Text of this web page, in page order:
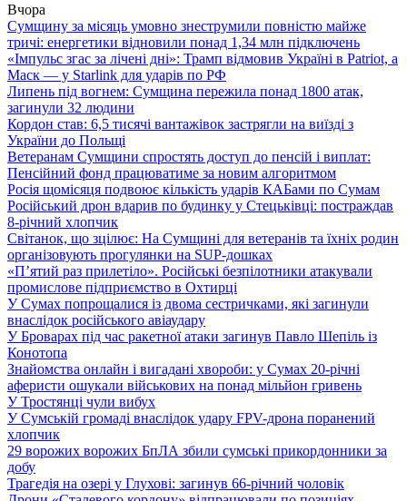
Вчора
Сумщину за місяць умовно знеструмили повністю майже
тричі: енергетики відновили понад 1,34 млн підключень
«Імпульс згас за лічені дні»: Трамп відмовив Україні в Patriot, а
Маск — у Starlink для ударів по РФ
Липень під вогнем: Сумщина пережила понад 1800 атак,
загинули 32 людини
Кордон став: 6,5 тисячі вантажівок застрягли на виїзді з
України до Польщі
Ветеранам Сумщини спростять доступ до пенсій і виплат:
Пенсійний фонд працюватиме за новим алгоритмом
Росія щомісяця подвоює кількість ударів КАБами по Сумам
Російський дрон вдарив по будинку у Стецьківці: постраждав
8-річний хлопчик
Світанок, що зцілює: На Сумщині для ветеранів та їхніх родин
організовують прогулянки на SUP-дошках
«П’ятий раз прилетіло». Російські безпілотники атакували
промислове підприємство в Охтирці
У Сумах попрощалися із двома сестричками, які загинули
внаслідок російського авіаудару
У Броварах під час ракетної атаки загинув Павло Шепіль із
Конотопа
Знайомства онлайн і вигадані хвороби: у Сумах 20-річні
аферисти ошукали військових на понад мільйон гривень
У Тростянці чули вибух
У Сумській громаді внаслідок удару FPV-дрона поранений
хлопчик
29 ворожих ворожих БпЛА збили сумські прикордонники за
добу
Трагедія на озері у Глухові: загинув 66-річний чоловік